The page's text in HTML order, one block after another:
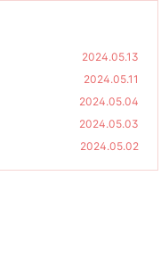
2024.05.13
2024.05.11
2024.05.04
2024.05.03
2024.05.02